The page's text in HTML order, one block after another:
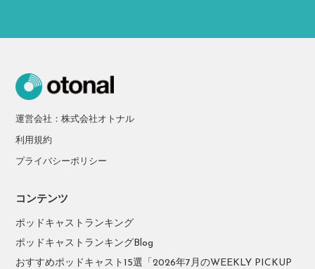
運営会社：株式会社オトナル
利用規約
プライバシーポリシー
コンテンツ
ポッドキャストランキング
ポッドキャストランキングBlog
おすすめポッドキャスト15選「2026年7月のWEEKLY PICKUP